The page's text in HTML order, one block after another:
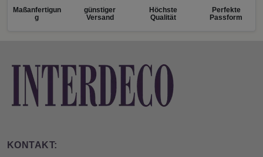
Maßanfertigun
g
günstiger
Versand
Höchste
Qualität
Perfekte
Passform
KONTAKT: